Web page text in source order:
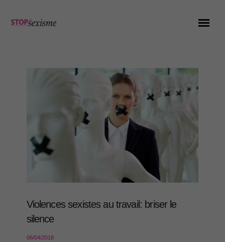
Violences sexistes au travail: briser le
silence
06/04/2018